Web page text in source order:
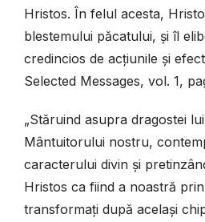
Hristos. În felul acesta,
blestemului păcatului, și îl
credincios de acțiunile și
Selected Messages, vol. 1,
„Stăruind asupra dragostei
Mântuitorului nostru,
caracterului divin și
Hristos ca fiind a noastră
transformați după același